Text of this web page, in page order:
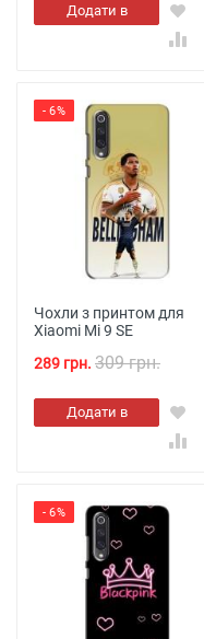
Додати в
кошик
- 6%
Чохли з принтом для
Xiaomi Mi 9 SE
289 грн. 309 грн.
Додати в
кошик
- 6%